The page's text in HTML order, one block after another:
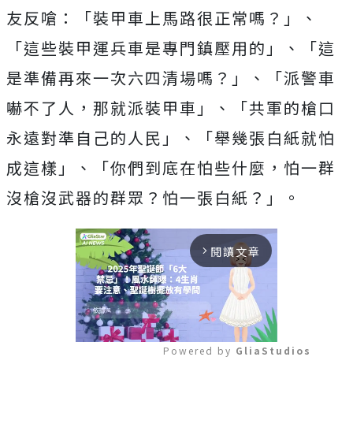
友反嗆：「裝甲車上馬路很正常嗎？」、
「這些裝甲運兵車是專門鎮壓用的」、「這
是準備再來一次六四清場嗎？」、「派警車
嚇不了人，那就派裝甲車」、「共軍的槍口
永遠對準自己的人民」、「舉幾張白紙就怕
成這樣」、「你們到底在怕些什麼，怕一群
沒槍沒武器的群眾？怕一張白紙？」。
arrow_forward_ios 閱讀文章
Powered by GliaStudios